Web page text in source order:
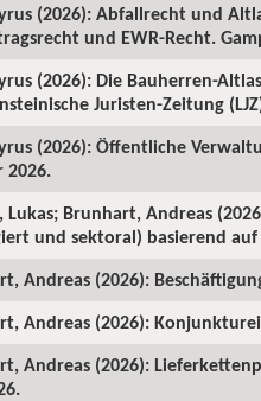
(2026): Abfallrecht und
und EWR-Recht.
(2026): Die Bauherren-
Juristen-Zeitung
(2026): Öffentliche
2026.
Lukas; Brunhart, Andreas
und sektoral) basierend
Andreas (2026):
Andreas (2026):
Andreas (2026):